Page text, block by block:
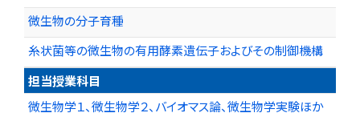
微生物の分子育種
糸状菌等の微生物の有用酵素遺伝子およびその制御機構
担当授業科目
微生物学１、微生物学２、バイオマス論、微生物学実験ほか